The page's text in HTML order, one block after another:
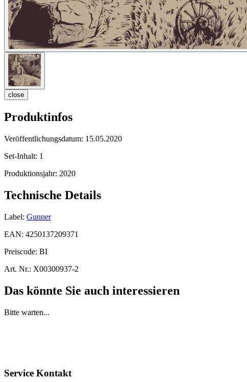
close
Produktinfos
Veröffentlichungsdatum: 15.05.2020
Set-Inhalt: 1
Produktionsjahr: 2020
Technische Details
Label: Gunner
EAN: 4250137209371
Preiscode: BI
Art. Nr.: X00300937-2
Das könnte Sie auch interessieren
Bitte warten...
Service Kontakt